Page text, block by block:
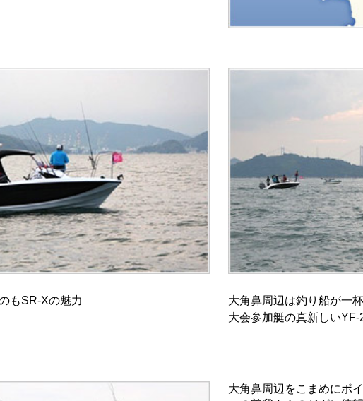
もSR-Xの魅力
大角鼻周辺は釣り船が一杯
大会参加艇の真新しいYF-
大角鼻周辺をこまめにポ